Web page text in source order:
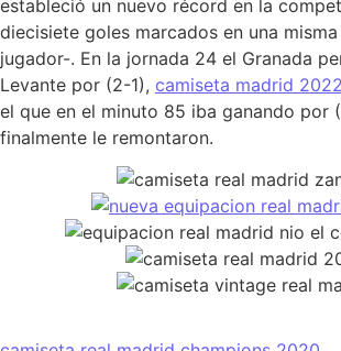
estableció un nuevo récord en la
diecisiete goles marcados en una
jugador-. En la jornada 24 el Granada
Levante por (2-1), camiseta madrid 2022
el que en el minuto 85 iba ganando por
finalmente le remontaron.